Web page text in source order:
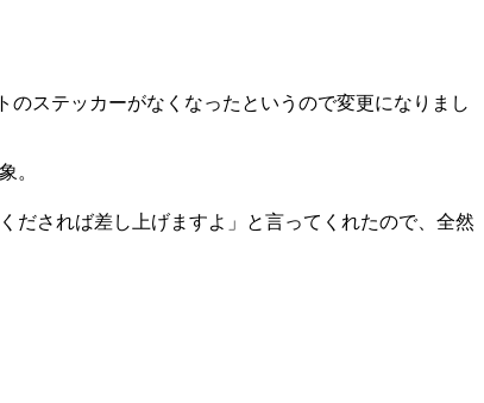
ステッカーがなくなったというので変更になりまし
。
だされば差し上げますよ」と言ってくれたので、全然